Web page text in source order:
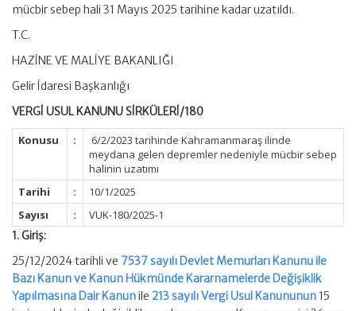
mücbir sebep hali 31 Mayıs 2025 tarihine kadar uzatıldı.
T.C.
HAZİNE VE MALİYE BAKANLIĞI
Gelir İdaresi Başkanlığı
VERGİ USUL KANUNU SİRKÜLERİ/180
Konusu
:
6/2/2023 tarihinde Kahramanmaraş ilinde
meydana gelen depremler nedeniyle mücbir sebep
halinin uzatımı
Tarihi
:
10/1/2025
Sayısı
:
VUK-180/2025-1
1. Giriş:
25/12/2024 tarihli ve 7537 sayılı Devlet Memurları Kanunu ile
Bazı Kanun ve Kanun Hükmünde Kararnamelerde Değişiklik
Yapılmasına Dair Kanunile 213 sayılı Vergi Usul Kanununun 15